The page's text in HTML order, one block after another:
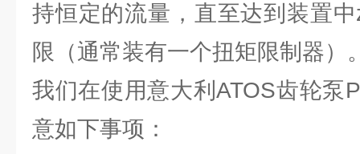
持恒定的流量，直至达到装置
限（通常装有一个扭矩限制器）
我们在使用意大利ATOS齿轮泵
意如下事项：